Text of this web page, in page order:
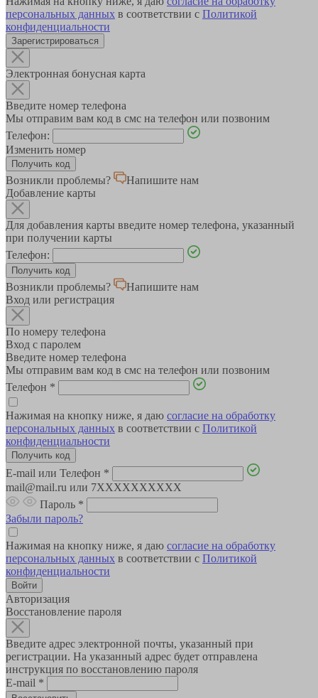
персональных данных в соответствии с Политикой
конфиденциальности
Зарегистрироваться
Электронная бонусная карта
Введите номер телефона
Мы отправим вам код в смс на телефон или позвоним
Телефон:
Изменить номер
Возникли проблемы?
Напишите нам
Добавление карты
Для добавления карты введите номер телефона, указанный
при получении карты
Телефон:
Возникли проблемы?
Напишите нам
Вход или регистрация
По номеру телефона
Вход с паролем
Введите номер телефона
Мы отправим вам код в смс на телефон или позвоним
Телефон *
Нажимая на кнопку ниже, я даю согласие на обработку
персональных данных в соответствии с Политикой
конфиденциальности
E-mail или Телефон *
mail@mail.ru или 7XXXXXXXXXX
Пароль *
Забыли пароль?
Нажимая на кнопку ниже, я даю согласие на обработку
персональных данных в соответствии с Политикой
конфиденциальности
Авторизация
Восстановление пароля
Введите адрес электронной почты, указанный при
регистрации. На указанный адрес будет отправлена
инструкция по восстановлению пароля
E-mail *